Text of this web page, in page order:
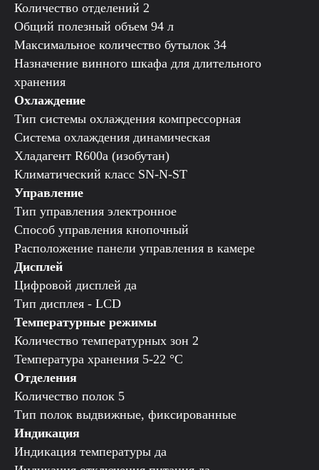
Количество отделений 2
Общий полезный объем 94 л
Максимальное количество бутылок 34
Назначение винного шкафа для длительного
хранения
Охлаждение
Тип системы охлаждения компрессорная
Система охлаждения динамическая
Хладагент R600a (изобутан)
Климатический класс SN-N-ST
Управление
Тип управления электронное
Способ управления кнопочный
Расположение панели управления в камере
Дисплей
Цифровой дисплей да
Тип дисплея - LCD
Температурные режимы
Количество температурных зон 2
Температура хранения 5-22 °C
Отделения
Количество полок 5
Тип полок выдвижные, фиксированные
Индикация
Индикация температуры да